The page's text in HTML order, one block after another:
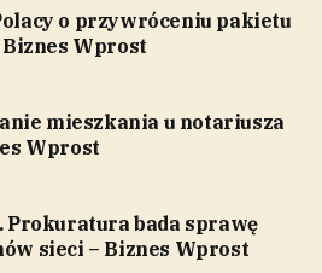
o przywróceniu pakietu
Wprost
mieszkania u notariusza
Wprost
Prokuratura bada sprawę
sieci – Biznes Wprost